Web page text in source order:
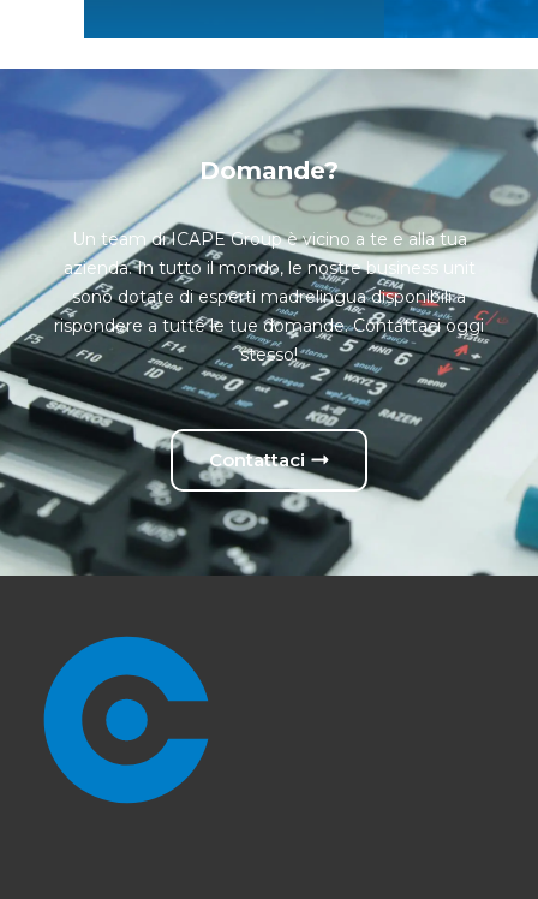
Domande?
Un team di ICAPE Group è vicino a te e alla tua
azienda. In tutto il mondo, le nostre business unit
sono dotate di esperti madrelingua disponibili a
rispondere a tutte le tue domande. Contattaci oggi
stesso!
Contattaci